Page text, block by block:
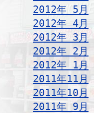
2012年 5月
2012年 4月
2012年 3月
2012年 2月
2012年 1月
2011年11月
2011年10月
2011年 9月